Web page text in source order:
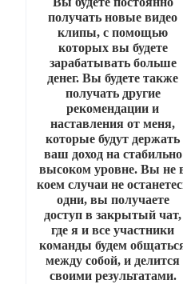
получать новые видео
клипы, с помощью
которых вы будете
зарабатывать больше
денег. Вы будете также
получать другие
рекомендации и
наставления от меня,
которые будут держать
ваш доход на стабильно
высоком уровне. Вы не
коем случаи не
одни, вы получаете
доступ в закрытый чат,
где я и все участники
команды будем
между собой, и делится
своими результатами.